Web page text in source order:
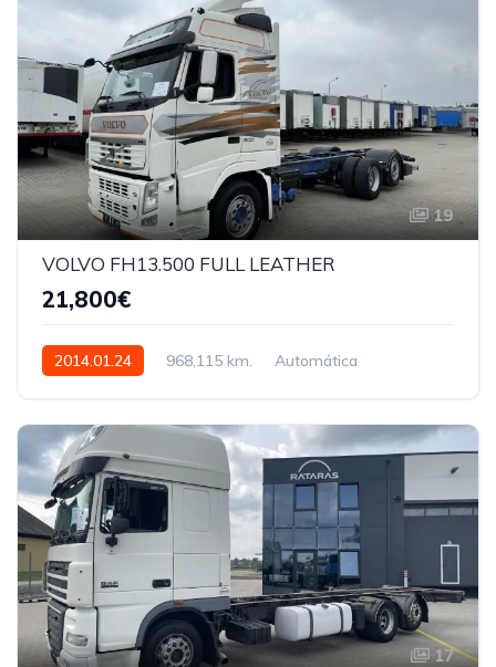
19
VOLVO FH13.500 FULL LEATHER
21,800€
2014.01.24 968,115 km.
Automática
17